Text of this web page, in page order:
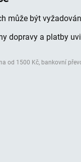
může být
dopravy a platby
od 1500 Kč, bankovní